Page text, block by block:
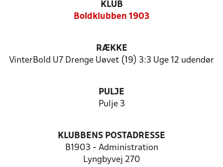
KLUB
Boldklubben 1903
RÆKKE
VinterBold U7 Drenge Uøvet (19) 3:3 Uge 12 udendør
PULJE
Pulje 3
KLUBBENS POSTADRESSE
B1903 - Administration
Lyngbyvej 270